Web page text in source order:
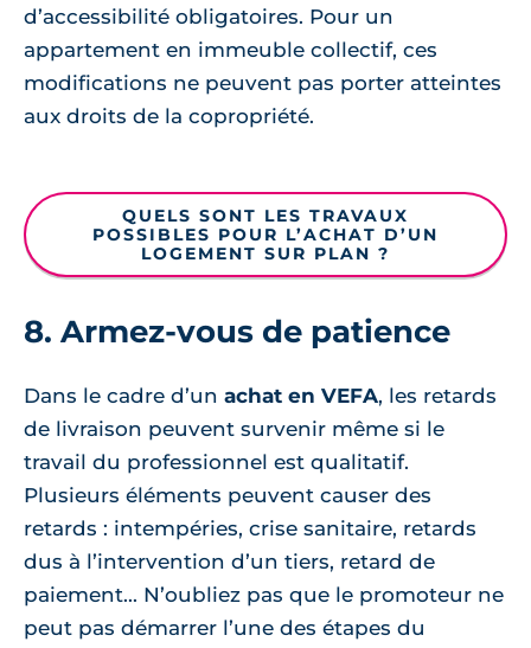
d’accessibilité obligatoires. Pour un
appartement en immeuble collectif, ces
modifications ne peuvent pas porter atteintes
aux droits de la copropriété.
QUELS SONT LES TRAVAUX
POSSIBLES POUR L’ACHAT D’UN
LOGEMENT SUR PLAN ?
8. Armez-vous de patience
Dans le cadre d’un achat en VEFA, les retards
de livraison peuvent survenir même si le
travail du professionnel est qualitatif.
Plusieurs éléments peuvent causer des
retards : intempéries, crise sanitaire, retards
dus à l’intervention d’un tiers, retard de
paiement... N’oubliez pas que le promoteur ne
peut pas démarrer l’une des étapes du